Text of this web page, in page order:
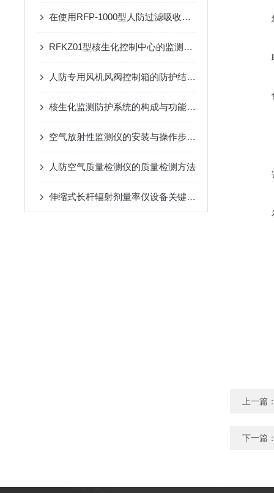
在使用RFP-1000型人防过滤吸收器时需要遵循的安全操作规程
RFKZ01型核生化控制中心的监测系统与应用
人防专用风机风阀控制箱的防护结构：防潮、防霉与抗冲击设计
核生化监测防护系统的构成与功能详解
空气放射性监测仪的安装与操作步骤介绍
人防空气质量检测仪的质量检测方法
伸缩式长杆辐射剂量率仪设备关键技术与应用
上一篇
下一篇